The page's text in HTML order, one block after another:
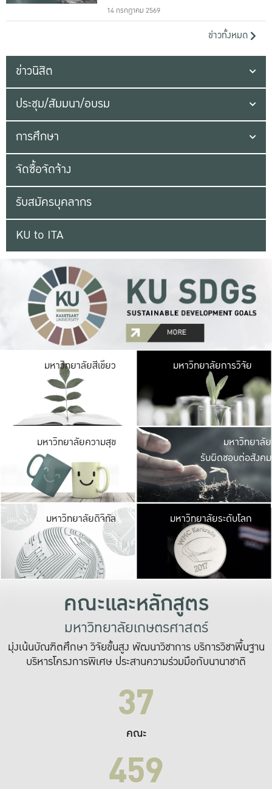
14 กรกฎาคม 2569
ข่าวทั้งหมด
ข่าวนิสิต
ประชุม/สัมมนา/อบรม
การศึกษา
จัดซื้อจัดจ้าง
รับสมัครบุคลากร
KU to ITA
มหาวิทยาลัยสีเขียว มหาวิ
มีพื้นที่เขียวสดใส
เป็นป่าในเมือง เกษต
มหาวิทยาลัยการวิจัย
มหาวิทยาลัยความสุข มหาวิ
ค
เปิดประ
และพบเรื่องราวใ
มหาวิทยาลัย
รับผิดชอบต่อสังคม
มหาวิทยาลัยดิจิทัล มหาวิ
เปลี่ยนแปลง แล
เพื่อทำง
ระบบสารสนเทศ
มหาวิทยาลัยระดับโลก
คณะและหลักสูตร
มหาวิทยาลัยเกษตรศาสตร์
มุ่งเน้นบัณฑิตศึกษา วิจัยขั้นสูง พัฒนาวิชาการ บริการวิชาพื้นฐาน
บริหารโครงการพิเศษ ประสานความร่วมมือกับนานาชาติ
37
คณะ
459